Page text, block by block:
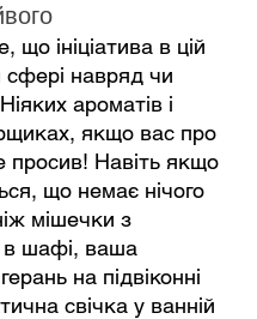
що ініціатива в цій
сфері навряд чи
ароматів і
якщо вас про
просив! Навіть якщо
що немає нічого
мішечки з
шафі, ваша
на підвіконні
свічка у ванній